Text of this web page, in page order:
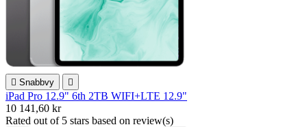
 Snabbvy 
iPad Pro 12.9" 6th 2TB WIFI+LTE 12.9"
10 141,60 kr
Rated out of 5 stars based on review(s)